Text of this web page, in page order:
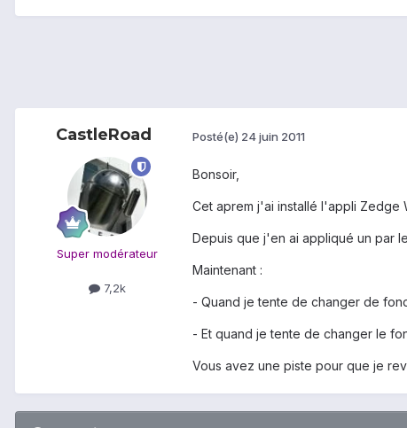
CastleRoad
Super modérateur
7,2k
Posté(e) 24 juin 2011
Bonsoir,
Cet aprem j'ai installé l'appli
Depuis que j'en ai appliqué un par
Maintenant :
- Quand je tente de changer de
- Et quand je tente de changer le
Vous avez une piste pour que je